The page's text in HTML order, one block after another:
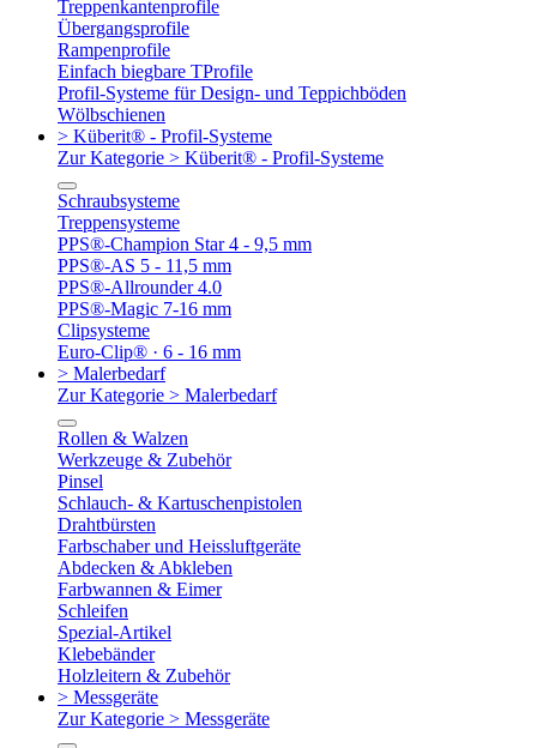
Treppenkantenprofile
Übergangsprofile
Rampenprofile
Einfach biegbare TProfile
Profil-Systeme für Design- und Teppichböden
Wölbschienen
> Küberit® - Profil-Systeme
Zur Kategorie > Küberit® - Profil-Systeme
Schraubsysteme
Treppensysteme
PPS®-Champion Star 4 - 9,5 mm
PPS®-AS 5 - 11,5 mm
PPS®-Allrounder 4.0
PPS®-Magic 7-16 mm
Clipsysteme
Euro-Clip® · 6 - 16 mm
> Malerbedarf
Zur Kategorie > Malerbedarf
Rollen & Walzen
Werkzeuge & Zubehör
Pinsel
Schlauch- & Kartuschenpistolen
Drahtbürsten
Farbschaber und Heissluftgeräte
Abdecken & Abkleben
Farbwannen & Eimer
Schleifen
Spezial-Artikel
Klebebänder
Holzleitern & Zubehör
> Messgeräte
Zur Kategorie > Messgeräte